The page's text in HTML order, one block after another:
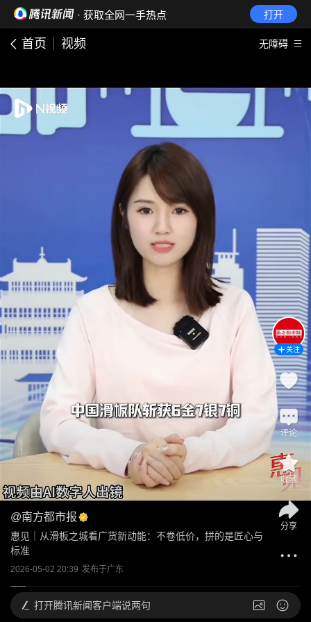
· 获取全网一手热点 打开
首页 视频 无障碍
@南方都市报
惠见｜从滑板之城看广货新动能：不卷低价，拼的是匠心与
标准
2026-05-02 20:39 发布于广东
关注
评论
收藏
分享
打开腾讯新闻客户端说两句